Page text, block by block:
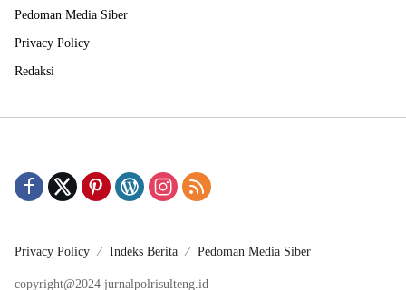
Pedoman Media Siber
Privacy Policy
Redaksi
Privacy Policy Indeks Berita Pedoman Media Siber
copyright@2024 jurnalpolrisulteng.id